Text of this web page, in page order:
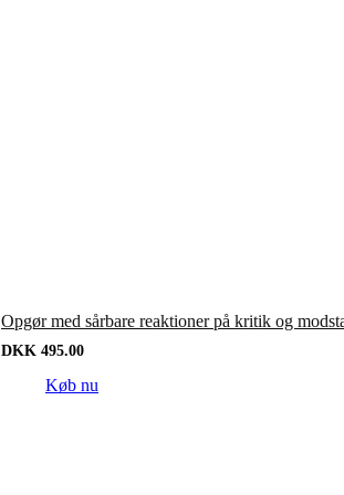
Opgør med sårbare reaktioner på kritik og
DKK 495.00
Køb nu